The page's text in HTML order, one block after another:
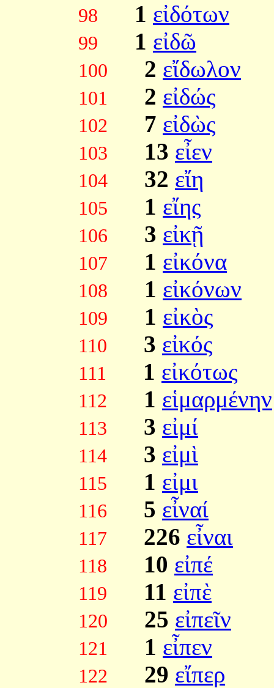
98 1 εἰδότων
99 1 εἰδῶ
100 2 εἴδωλον
101 2 εἰδώς
102 7 εἰδὼς
103 13 εἶεν
104 32 εἴη
105 1 εἴης
106 3 εἰκῇ
107 1 εἰκόνα
108 1 εἰκόνων
109 1 εἰκὸς
110 3 εἰκός
111 1 εἰκότως
112 1 εἱμαρμένην
113 3 εἰμί
114 3 εἰμὶ
115 1 εἰμι
116 5 εἶναί
117 226 εἶναι
118 10 εἰπέ
119 11 εἰπὲ
120 25 εἰπεῖν
121 1 εἶπεν
122 29 εἴπερ